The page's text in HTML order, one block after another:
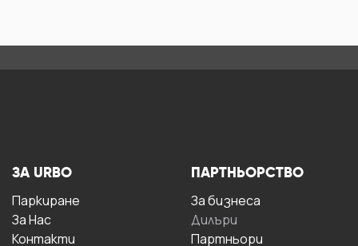
ЗА URBO
Паркиране
За Hас
Контакти
ПАРТНЬОРСТВО
За бизнесa
Дилъри
Партньори